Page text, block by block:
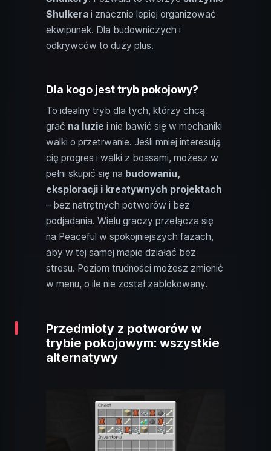
Shulkera i znacznie lepiej organizować
ekwipunek. Dla budowniczych i
odkrywców to duży plus.
Dla kogo jest tryb pokojowy?
To idealny tryb dla tych, którzy chcą
grać na luzie i nie bawić się w mechaniki
walki o przetrwanie. Jeśli mniej interesują
cię progres i walki z bossami, możesz w
pełni skupić się na budowaniu,
eksploracji i kreatywnych projektach
– bez natrętnych potworów i bez
podjadania. Wielu graczy przełącza się
na Peaceful w spokojniejszych fazach,
aby w tej samej mapie działać bez
stresu. Poziom trudności możesz zmienić
w menu, o ile nie został zablokowany.
Przedmioty z potworów w
trybie pokojowym: wszystkie
alternatywy